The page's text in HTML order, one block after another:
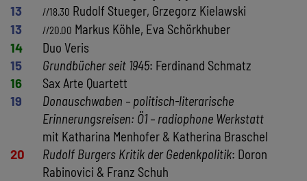
13
//18.30 Rudolf Stueger, Grzegorz Kielawski
13
//20.00 Markus Köhle, Eva Schörkhuber
14
Duo Veris
15
Grundbücher seit 1945: Ferdinand Schmatz
16
Sax Arte Quartett
19
Donauschwaben – politisch-literarische
Erinnerungsreisen: Ö1 – radiophone Werkstatt
mit Katharina Menhofer & Katherina Braschel
20
Rudolf Burgers Kritik der Gedenkpolitik: Doron
Rabinovici & Franz Schuh